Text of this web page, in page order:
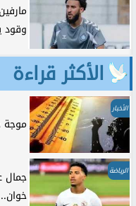
الأكثر قراءة
الأخبار
موجة حر
الرياضة
جمال